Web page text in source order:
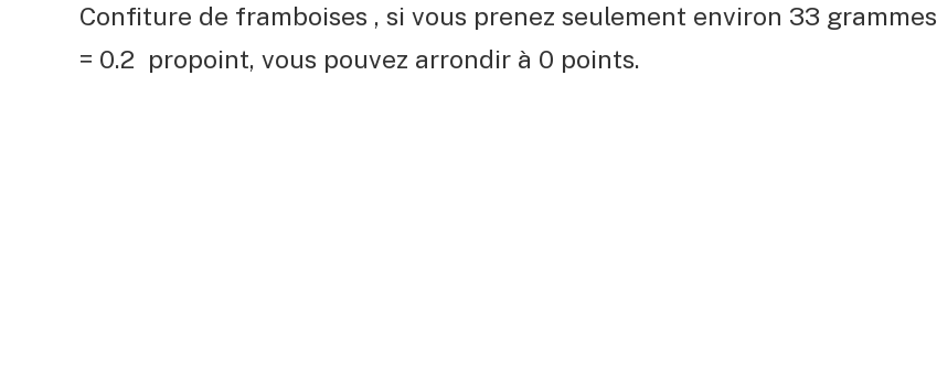
Confiture de framboises , si vous prenez seulement environ 33 grammes
= 0.2 propoint, vous pouvez arrondir à 0 points.